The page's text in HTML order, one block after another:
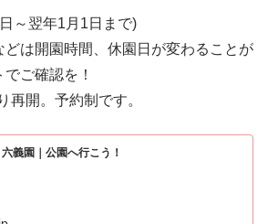
～翌年1月1日まで)
は開園時間、休園日が変わることが
ご確認を！
開。予約制です。
六義園｜公園へ行こう！